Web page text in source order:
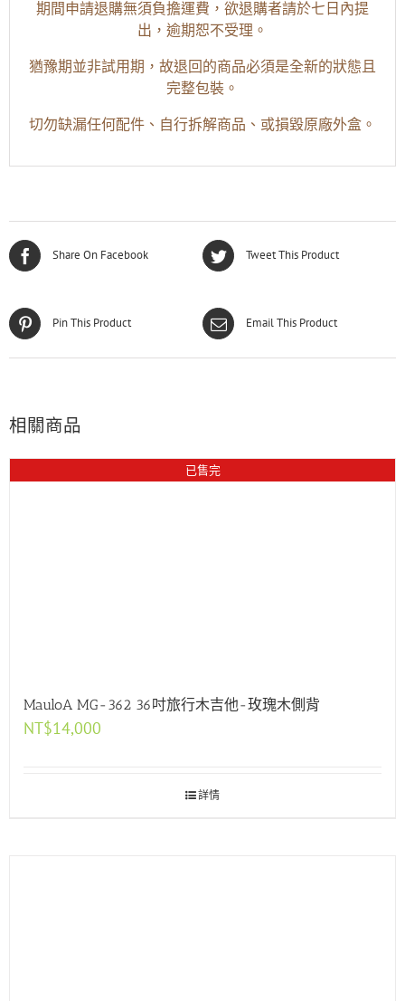
期間申請退購無須負擔運費，欲退購者請於七日內提
出，逾期恕不受理。
猶豫期並非試用期，故退回的商品必須是全新的狀態且
完整包裝。
切勿缺漏任何配件、自行拆解商品、或損毀原廠外盒。
Share On Facebook Tweet This Product
Pin This Product Email This Product
相關商品
已售完
MauloA MG-362 36吋旅行木吉他-玫瑰木側背
NT$14,000
詳情